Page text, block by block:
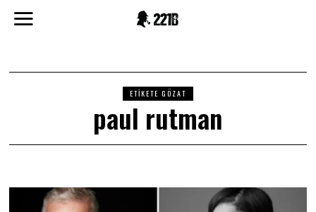
ETIKETE GÖZAT
paul rutman